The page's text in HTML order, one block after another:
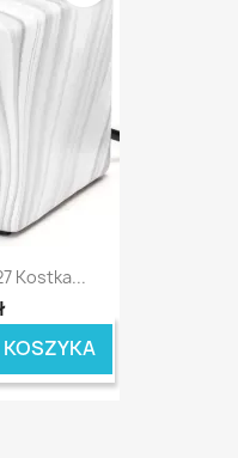
Kostka...
KOSZYKA